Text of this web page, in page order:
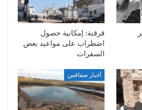
قرقنة: إمكانية حصول
اضطراب على مواعيد بعض
السفرات
أخبار صفاقس